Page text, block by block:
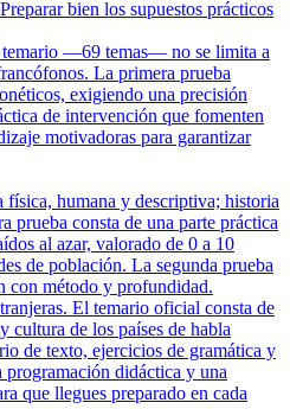
bien los supuestos prácticos
temario —69 temas— no se limita a
La primera prueba
exigiendo una precisión
de intervención que fomenten
motivadoras para garantizar
física, humana y descriptiva; historia
prueba consta de una parte práctica
al azar, valorado de 0 a 10
de población. La segunda prueba
con método y profundidad.
El temario oficial consta de
cultura de los países de habla
de texto, ejercicios de gramática y
programación didáctica y una
que llegues preparado en cada